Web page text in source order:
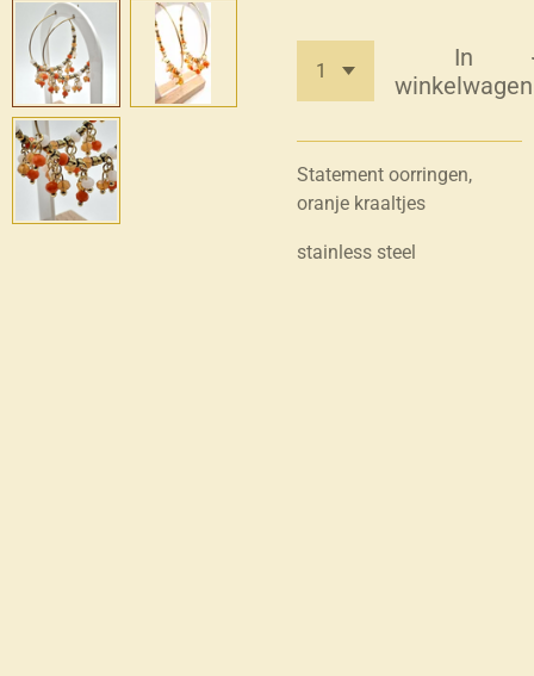
In
winkelwagen
Statement oorringen,
oranje kraaltjes
stainless steel